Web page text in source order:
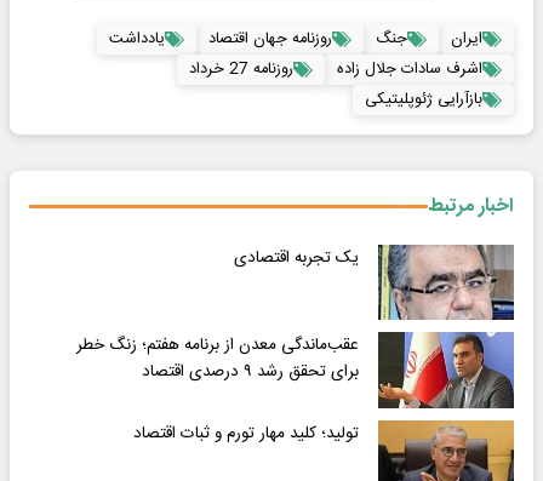
ایران جنگ روزنامه جهان اقتصاد
یادداشت
اشرف سادات جلال زاده
روزنامه 27 خرداد
بازآرایی ژئوپلیتیکی
اخبار مرتبط
یک تجربه اقتصادی
عقب‌ماندگی معدن از برنامه هفتم؛ زنگ خطر
برای تحقق رشد ۹ درصدی اقتصاد
تولید؛ کلید مهار تورم و ثبات اقتصاد